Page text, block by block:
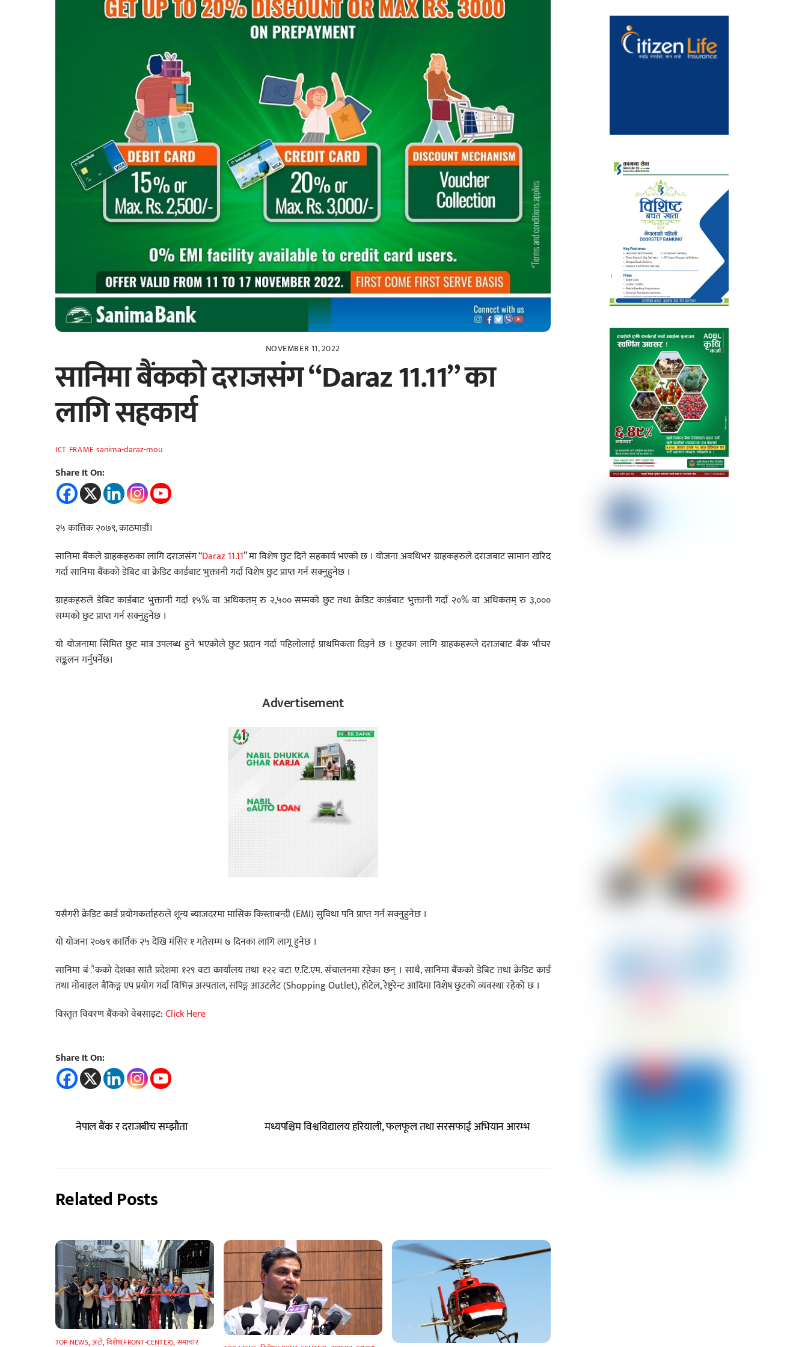
NOVEMBER 11, 2022
सानिमा बैंकको दराजसंग “Daraz 11.11” का
लागि सहकार्य
ICT FRAME sanima-daraz-mou
Share It On:
२५ कात्तिक २०७९, काठमाडौं।
सानिमा बैंकले ग्राहकहरुका लागि दराजसंग “Daraz 11.11” मा विशेष छुट दिने सहकार्य भएको छ । योजना अवधिभर ग्राहकहरुले दराजबाट सामान खरिद
गर्दा सानिमा बैंकको डेबिट वा क्रेडिट कार्डबाट भुक्तानी गर्दा विशेष छुट प्राप्त गर्न सक्नुहुनेछ ।
ग्राहकहरुले डेबिट कार्डबाट भुक्तानी गर्दा १५% वा अधिकतम् रु २,५०० सम्मको छुट तथा क्रेडिट कार्डबाट भुक्तानी गर्दा २०% वा अधिकतम् रु ३,०००
सम्मको छुट प्राप्त गर्न सक्नुहुनेछ ।
यो योजनामा सिमित छुट मात्र उपलब्ध हुने भएकोले छुट प्रदान गर्दा पहिलोलाई प्राथमिकता दिइने छ । छुटका लागि ग्राहकहरूले दराजबाट बैंक भौचर
सङ्कलन गर्नुपर्नेछ।
Advertisement
यसैगरी क्रेडिट कार्ड प्रयोगकर्ताहरुले शून्य ब्याजदरमा मासिक किस्ताबन्दी (EMI) सुविधा पनि प्राप्त गर्न सक्नुहुनेछ ।
यो योजना २०७९ कार्तिक २५ देखि मंसिर १ गतेसम्म ७ दिनका लागि लागू हुनेछ ।
सानिमा बंैकको देशका सातै प्रदेशमा १२९ वटा कार्यालय तथा १२२ वटा ए.टि.एम. संचालनमा रहेका छन् । साथै, सानिमा बैंकको डेबिट तथा क्रेडिट कार्ड
तथा मोबाइल बैंकिङ्ग एप प्रयोग गर्दा विभिन्न अस्पताल, सपिङ्ग आउटलेट (Shopping Outlet), होटेल, रेष्टुरेन्ट आदिमा विशेष छुटको व्यवस्था रहेको छ ।
विस्तृत विवरण बैंकको वेबसाइट:Click Here
Share It On:
नेपाल बैंक र दराजबीच सम्झौता मध्यपश्चिम विश्वविद्यालय हरियाली, फलफूल तथा सरसफाई अभियान आरम्भ
Related Posts
TOP NEWS,अटाे,विशेष(FRONT-CENTER), समाचार